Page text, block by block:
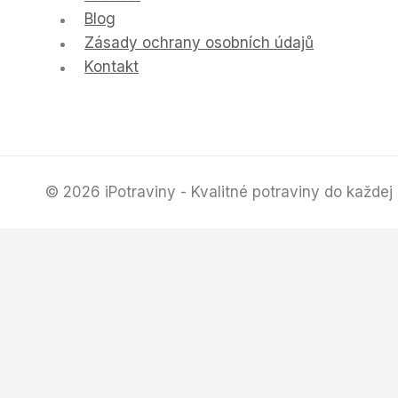
Blog
Zásady ochrany osobních údajů
Kontakt
© 2026 iPotraviny - Kvalitné potraviny do každej